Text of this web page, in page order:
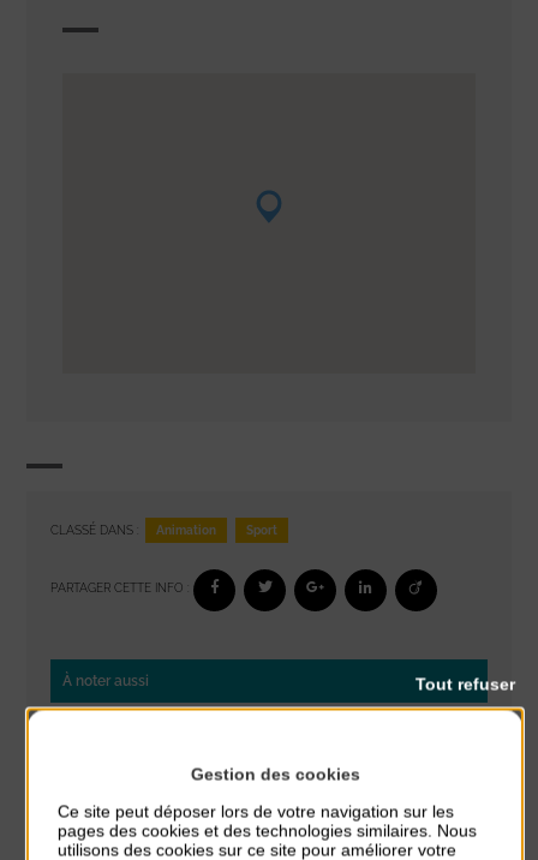
CLASSÉ DANS : Animation Sport
PARTAGER CETTE INFO :
À noter aussi
Stretching
Gestion des cookies
Ce site peut déposer lors de votre navigation sur les
pages des cookies et des technologies similaires. Nous
utilisons des cookies sur ce site pour améliorer votre
Tout refuser